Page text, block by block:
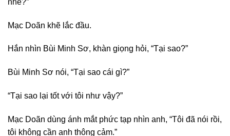
Mạc Doãn khẽ lắc đầu.
Hắn nhìn Bùi Minh Sơ, khàn giọng hỏi, “Tại sao?”
Bùi Minh Sơ nói, “Tại sao cái gì?”
“Tại sao lại tốt với tôi như vậy?”
Mạc Doãn dùng ánh mắt phức tạp nhìn anh, “Tôi đã nói rồi,
tôi không cần anh thông cảm.”